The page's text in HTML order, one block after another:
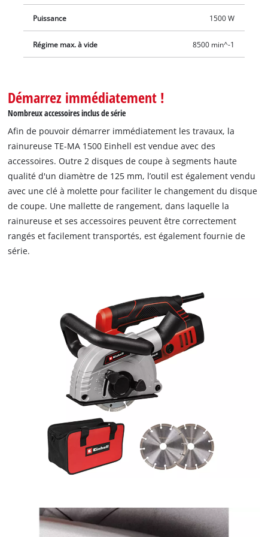
un aspirateur eaux et poussières Einhell sur la rainureuse. Le
câble de 4 m offre un large rayon d'action. Une mallette de
rangement assurant le transport propre et sûr de la
Puissance 1500 W
Régime max. à vide 8500 min^-1
Démarrez immédiatement !
Nombreux accessoires inclus de série
Afin de pouvoir démarrer immédiatement les travaux, la
rainureuse TE-MA 1500 Einhell est vendue avec des
accessoires. Outre 2 disques de coupe à segments haute
qualité d'un diamètre de 125 mm, l’outil est également vendu
avec une clé à molette pour faciliter le changement du disque
de coupe. Une mallette de rangement, dans laquelle la
rainureuse et ses accessoires peuvent être correctement
rangés et facilement transportés, est également fournie de
série.